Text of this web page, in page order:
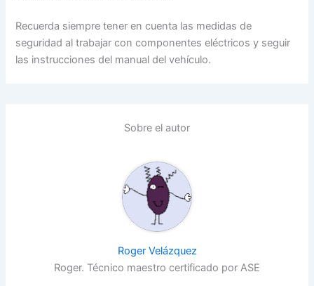
Recuerda siempre tener en cuenta las medidas de
seguridad al trabajar con componentes eléctricos y seguir
las instrucciones del manual del vehículo.
Sobre el autor
Roger Velázquez
Roger. Técnico maestro certificado por ASE